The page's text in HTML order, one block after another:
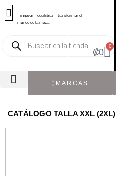
– innovar – equilibrar – transformar el
mundo de la moda
₡0
0
MARCAS
CATÁLOGO TALLA XXL (2XL)